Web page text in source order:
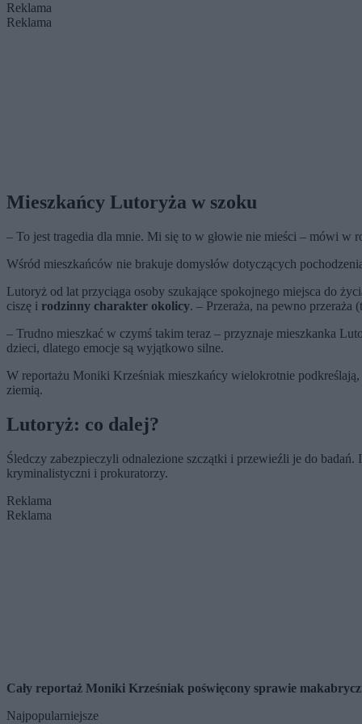
Reklama
Reklama
Mieszkańcy Lutoryża w szoku
– To jest tragedia dla mnie. Mi się to w głowie nie mieści – mówi w
Wśród mieszkańców nie brakuje domysłów dotyczących
Lutoryż od lat przyciąga osoby szukające spokojnego miejsca do
ciszę i rodzinny charakter okolicy. – Przeraża, na pewno
– Trudno mieszkać w czymś takim teraz – przyznaje mieszkanka
dzieci, dlatego emocje są wyjątkowo silne.
W reportażu Moniki Krześniak mieszkańcy wielokrotnie
ziemią.
Lutoryż: co dalej?
Śledczy zabezpieczyli odnalezione szczątki i przewieźli je do
kryminalistyczni i prokuratorzy.
Reklama
Reklama
Cały reportaż Moniki Krześniak poświęcony sprawie
Najpopularniejsze